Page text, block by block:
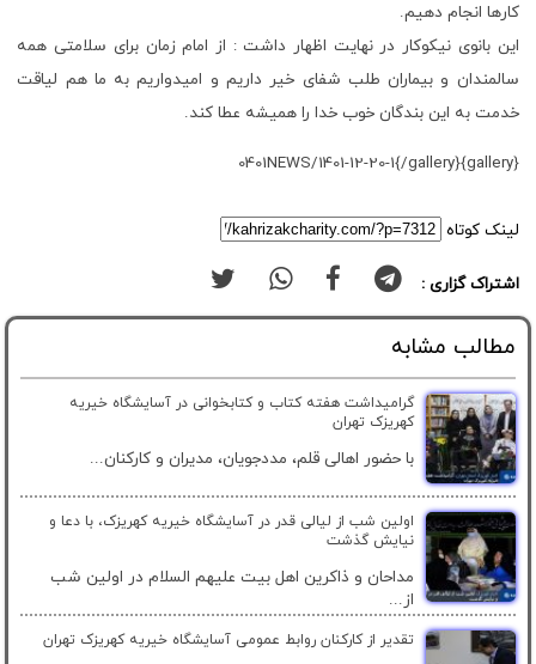
کارها انجام دهیم.
این بانوی نیکوکار در نهایت اظهار داشت : از امام زمان برای سلامتی همه
سالمندان و بیماران طلب شفای خیر داریم و امیدواریم به ما هم لیاقت
خدمت به این بندگان خوب خدا را همیشه عطا کند.
{gallery}0401NEWS/1401-12-20-1{/gallery}
لینک کوتاه
اشتراک گزاری :
مطالب مشابه
گرامیداشت هفته کتاب و کتابخوانی در آسایشگاه خیریه
کهریزک تهران
با حضور اهالی قلم، مددجویان، مدیران و کارکنان...
اولین شب از لیالی قدر در آسایشگاه خیریه کهریزک، با دعا و
نیایش گذشت
مداحان و ذاکرین اهل بیت علیهم السلام در اولین شب
از...
تقدیر از کارکنان روابط عمومی آسایشگاه خیریه کهریزک تهران